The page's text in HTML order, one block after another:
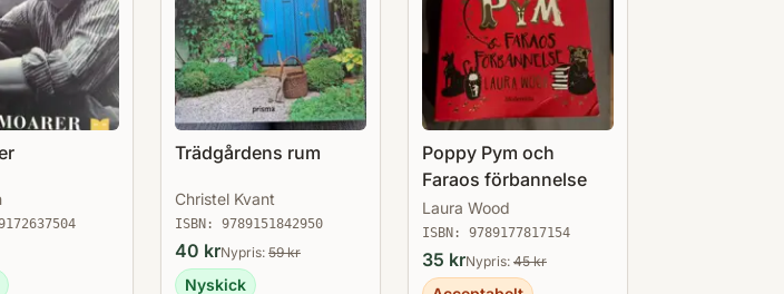
Trädgårdens rum
Christel Kvant
ISBN: 9789151842950
40 krNypris: 59kr
Nyskick
Poppy Pym och
Faraos förbannelse
Laura Wood
ISBN: 9789177817154
35 krNypris: 45kr